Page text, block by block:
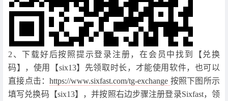
2、下载好后按照提示登录注册，在会员中找到【兑换
码】，使用【six13】先领取时长，才能使用软件，也可以
直接点击：https://www.sixfast.com/tg-exchange 按照下图所示
填写兑换码【six13】，并按照右边步骤注册登录Sixfast，领